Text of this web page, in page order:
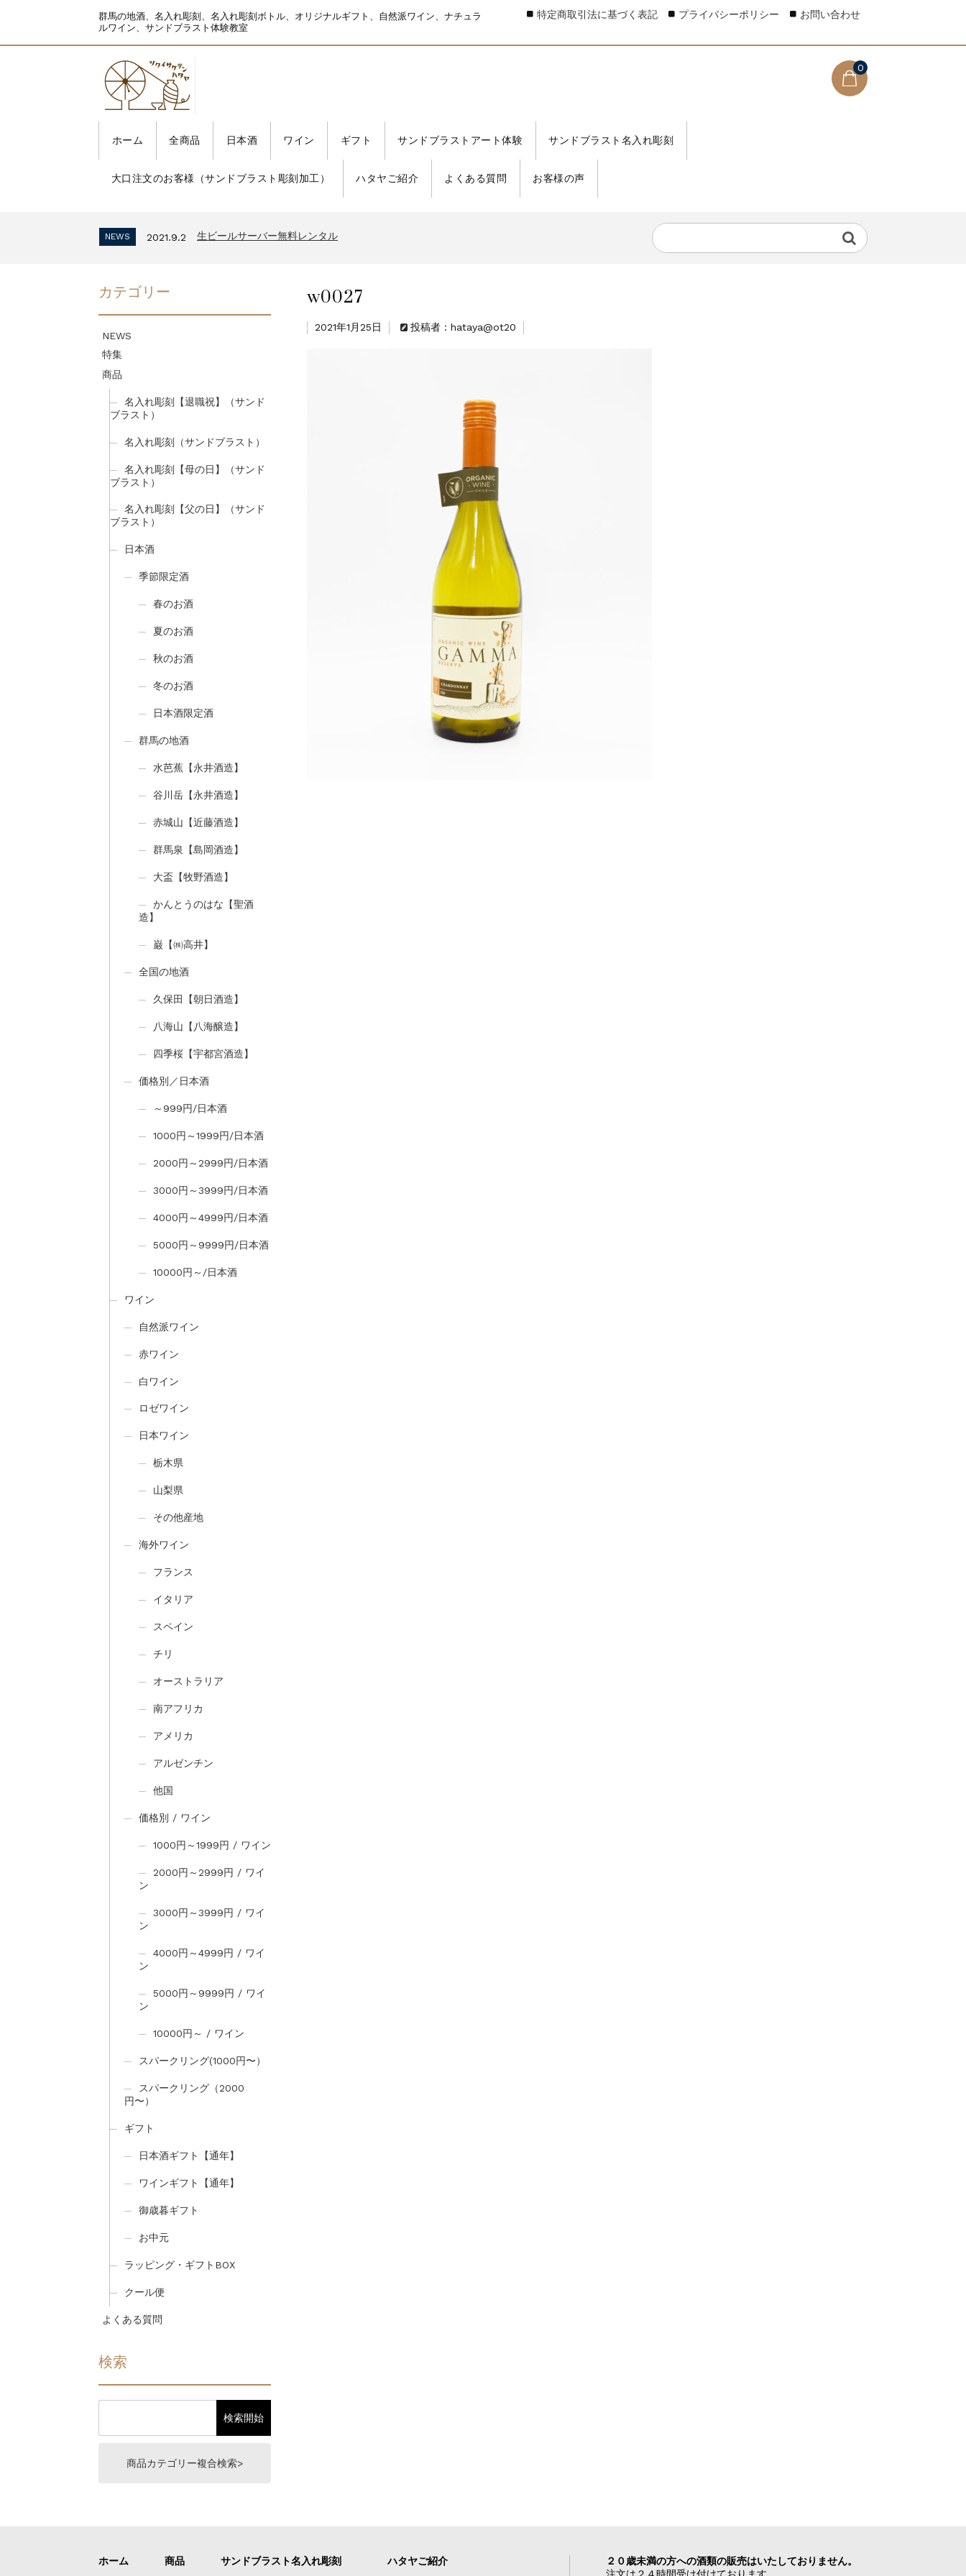
群馬の地酒、名入れ彫刻、名入れ彫刻ボトル、オリジナルギフト、自然派ワイン、ナチュラ
ルワイン、サンドブラスト体験教室
0
ホーム 全商品 日本酒 ワイン ギフト サンドブラストアート体験 サンドブラスト名入れ彫刻
大口注文のお客様（サンドブラスト彫刻加工） ハタヤご紹介 よくある質問 お客様の声
特定商取引法に基づく表記 プライバシーポリシー お問い合わせ
NEWS 2021.9.2 生ビールサーバー無料レンタル
w0027
2021年1月25日 投稿者：hataya@ot20
カテゴリー
NEWS
特集
商品
名入れ彫刻【退職祝】（サンド
ブラスト）
名入れ彫刻（サンドブラスト）
名入れ彫刻【母の日】（サンド
ブラスト）
名入れ彫刻【父の日】（サンド
ブラスト）
日本酒
季節限定酒
春のお酒
夏のお酒
秋のお酒
冬のお酒
日本酒限定酒
群馬の地酒
水芭蕉【永井酒造】
谷川岳【永井酒造】
赤城山【近藤酒造】
群馬泉【島岡酒造】
大盃【牧野酒造】
かんとうのはな【聖酒
造】
巌【㈱高井】
全国の地酒
久保田【朝日酒造】
八海山【八海醸造】
四季桜【宇都宮酒造】
価格別／日本酒
～999円/日本酒
1000円～1999円/日本酒
2000円～2999円/日本酒
3000円～3999円/日本酒
4000円～4999円/日本酒
5000円～9999円/日本酒
10000円～/日本酒
ワイン
自然派ワイン
赤ワイン
白ワイン
ロゼワイン
日本ワイン
栃木県
山梨県
その他産地
海外ワイン
フランス
イタリア
スペイン
チリ
オーストラリア
南アフリカ
アメリカ
アルゼンチン
他国
価格別 / ワイン
1000円～1999円 / ワイン
2000円～2999円 / ワイ
ン
3000円～3999円 / ワイ
ン
4000円～4999円 / ワイ
ン
5000円～9999円 / ワイ
ン
10000円～ / ワイン
スパークリング(1000円〜）
スパークリング（2000
円〜）
ギフト
日本酒ギフト【通年】
ワインギフト【通年】
御歳暮ギフト
お中元
ラッピング・ギフトBOX
クール便
よくある質問
検索
商品カテゴリー複合検索>
２０歳未満の方への酒類の販売はいたしておりません。
注文は２４時間受け付けております。
ホーム 商品 サンドブラスト名入れ彫刻 ハタヤご紹介